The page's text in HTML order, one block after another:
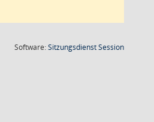
Software:SitzungsdienstSession(Wird in